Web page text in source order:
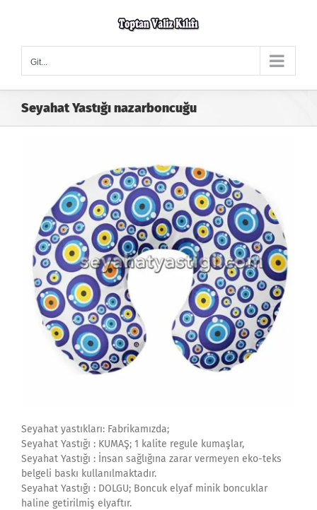
Git...
Seyahat Yastığı nazarboncuğu
Seyahat yastıkları: Fabrikamızda;
Seyahat Yastığı : KUMAŞ; 1 kalite regule kumaşlar,
Seyahat Yastığı : İnsan sağlığına zarar vermeyen eko-teks
belgeli baskı kullanılmaktadır.
Seyahat Yastığı : DOLGU; Boncuk elyaf minik boncuklar
haline getirilmiş elyaftır.